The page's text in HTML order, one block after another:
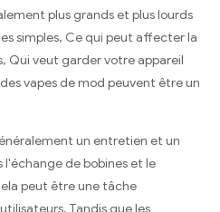
plus grands et plus lourds
simples, Ce qui peut affecter la
Qui veut garder votre appareil
vapes de mod peuvent être un
un entretien et un
de bobines et le
peut être une tâche
Tandis que les